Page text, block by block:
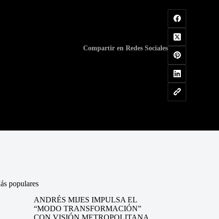
Compartir en Redes Sociales
populares
ANDRÉS MIJES IMPULSA EL
“MODO TRANSFORMACIÓN”
CON VISIÓN METROPOLITANA